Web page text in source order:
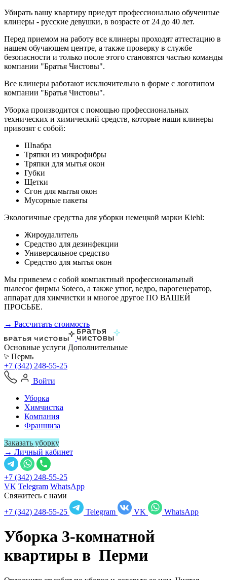
Убирать вашу квартиру приедут профессионально обученные
клинеры - русские девушки, в возрасте от 24 до 40 лет.
Перед приемом на работу все клинеры проходят аттестацию в
нашем обучающем центре, а также проверку в службе
безопасности и только после этого становятся частью команды
компании "Братья Чистовы".
Все клинеры работают исключительно в форме с логотипом
компании "Братья Чистовы".
Уборка производится с помощью профессиональных
технических и химический средств, которые наши клинеры
привозят с собой:
Швабра
Тряпки из микрофибры
Тряпки для мытья окон
Губки
Щетки
Сгон для мытья окон
Мусорные пакеты
Экологичные средства для уборки немецкой марки Kiehl:
Жироудалитель
Средство для дезинфекции
Универсальное средство
Средство для мытья окон
Мы привезем с собой компактный профессиональный
пылесос фирмы Soteco, а также утюг, ведро, парогенератор,
аппарат для химчистки и многое другое ПО ВАШЕЙ
ПРОСЬБЕ.
→ Рассчитать стоимость
Основные услуги Дополнительные
Пермь
+7 (342) 248-55-25
Войти
Уборка
Химчистка
Компания
Франшиза
Заказать уборку
→ Личный кабинет
+7 (342) 248-55-25
VK Telegram WhatsApp
Свяжитесь с нами
+7 (342) 248-55-25
Telegram VK WhatsApp
Уборка 3-комнатной
квартиры в Перми